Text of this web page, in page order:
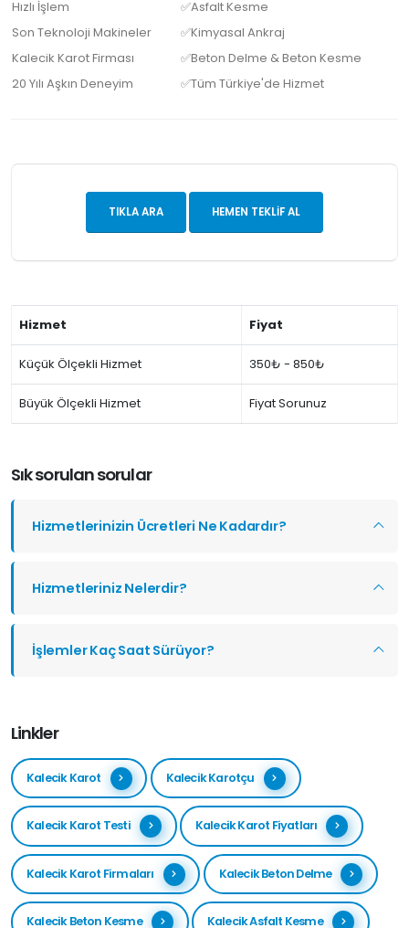
Hızlı İşlem
✅Asfalt Kesme
Son Teknoloji Makineler
✅Kimyasal Ankraj
Kalecik Karot Firması
✅Beton Delme & Beton Kesme
20 Yılı Aşkın Deneyim
✅Tüm Türkiye'de Hizmet
TIKLA ARA HEMEN TEKLIF AL
Hizmet Fiyat
Küçük Ölçekli Hizmet 350₺ - 850₺
Büyük Ölçekli Hizmet Fiyat Sorunuz
Sık sorulan sorular
Hizmetlerinizin Ücretleri Ne Kadardır?
Hizmetleriniz Nelerdir?
İşlemler Kaç Saat Sürüyor?
Linkler
Kalecik Karot Kalecik Karotçu
Kalecik Karot Testi Kalecik Karot Fiyatları
Kalecik Karot Firmaları Kalecik Beton Delme
Kalecik Beton Kesme Kalecik Asfalt Kesme